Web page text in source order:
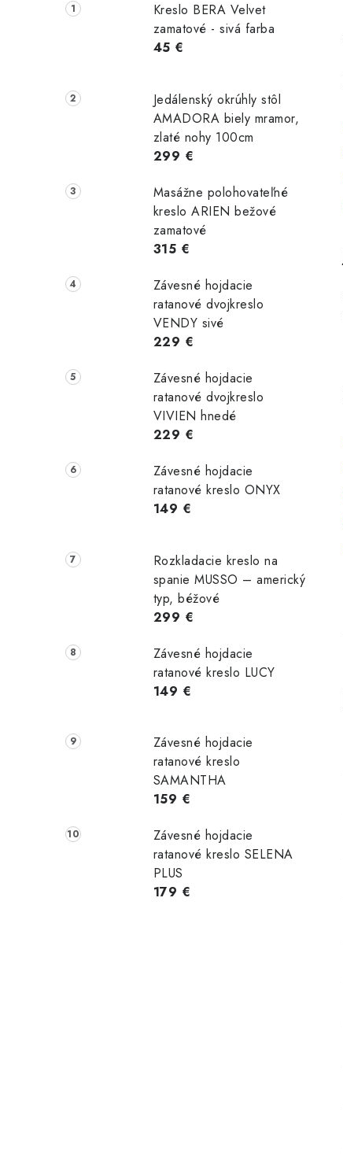
Kreslo BERA Velvet
zamatové - sivá farba
45 €
Jedálenský okrúhly stôl
AMADORA biely mramor,
zlaté nohy 100cm
299 €
Masážne polohovateľné
kreslo ARIEN bežové
zamatové
315 €
Závesné hojdacie
ratanové dvojkreslo
VENDY sivé
229 €
Závesné hojdacie
ratanové dvojkreslo
VIVIEN hnedé
229 €
Závesné hojdacie
ratanové kreslo ONYX
149 €
Rozkladacie kreslo na
spanie MUSSO – americký
typ, béžové
299 €
Závesné hojdacie
ratanové kreslo LUCY
149 €
Závesné hojdacie
ratanové kreslo
SAMANTHA
159 €
Závesné hojdacie
ratanové kreslo SELENA
PLUS
179 €